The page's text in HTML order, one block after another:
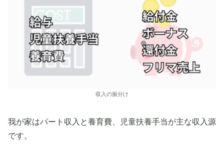
収入の振分け
我が家はパート収入と養育費、児童扶養手当が主な収入源
です。